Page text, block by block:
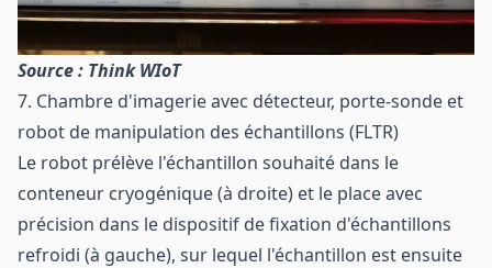
Source : Think WIoT
7. Chambre d'imagerie avec détecteur, porte-sonde et
robot de manipulation des échantillons (FLTR)
Le robot prélève l'échantillon souhaité dans le
conteneur cryogénique (à droite) et le place avec
précision dans le dispositif de fixation d'échantillons
refroidi (à gauche), sur lequel l'échantillon est ensuite